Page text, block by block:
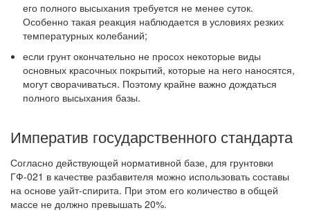
его полного высыхания требуется не менее суток.
Особенно такая реакция наблюдается в условиях резких
температурных колебаний;
если грунт окончательно не просох некоторые виды
основных красочных покрытий, которые на него наносятся,
могут сворачиваться. Поэтому крайне важно дождаться
полного высыхания базы.
Императив государственного стандарта
Согласно действующей нормативной базе, для грунтовки
ГФ-021 в качестве разбавителя можно использовать составы
на основе уайт-спирита. При этом его количество в общей
массе не должно превышать 20%.